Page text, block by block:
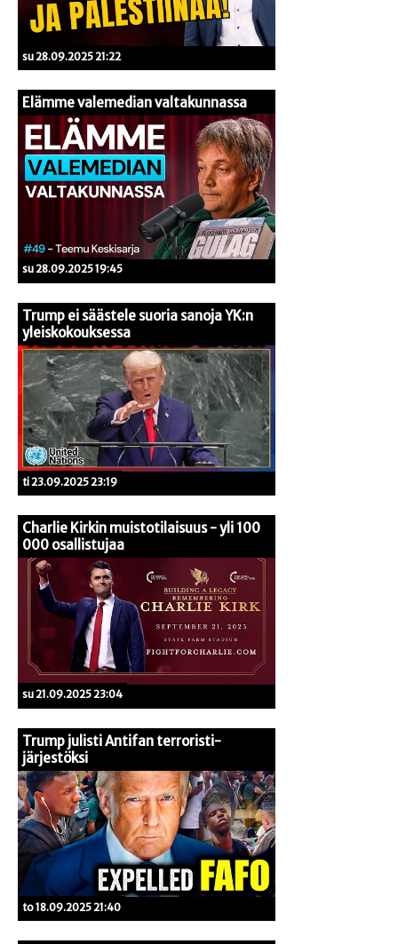
su 28.09.2025 21:22
Elämme valemedian valtakunnassa
su 28.09.2025 19:45
Trump ei säästele suoria sanoja YK:n
yleiskokouksessa
ti 23.09.2025 23:19
Charlie Kirkin muistotilaisuus - yli 100
000 osallistujaa
su 21.09.2025 23:04
Trump julisti Antifan terroristi-
järjestöksi
to 18.09.2025 21:40